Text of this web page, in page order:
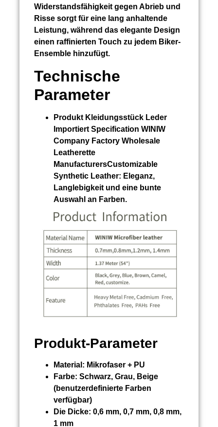
Widerstandsfähigkeit gegen Abrieb und
Risse sorgt für eine lang anhaltende
Leistung, während das elegante Design
einen raffinierten Touch zu jedem Biker-
Ensemble hinzufügt.
Technische
Parameter
Produkt Kleidungsstück Leder
Importiert Specification WINIW
Company Factory Wholesale
Leatherette
ManufacturersCustomizable
Synthetic Leather: Eleganz,
Langlebigkeit und eine bunte
Auswahl an Farben.
Produkt-Parameter
Material: Mikrofaser + PU
Farbe: Schwarz, Grau, Beige
(benutzerdefinierte Farben
verfügbar)
Die Dicke: 0,6 mm, 0,7 mm, 0,8 mm,
1 mm